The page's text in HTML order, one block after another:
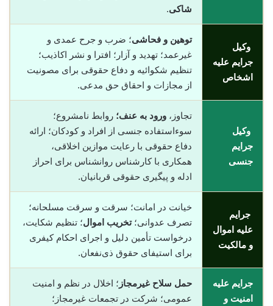
شاکی.
وکیل
جرایم علیه
اشخاص
توهین و فحاشی؛ ضرب و جرح عمدی و
غیرعمد؛ تهدید و آزار؛ افترا و نشر اکاذیب؛
تنظیم شکوائیه و دفاع حقوقی برای مصونیت
از مجازات و احقاق حق مدعی.
وکیل
جرایم
جنسی
تجاوز، ورود به عنف؛ روابط نامشروع؛
سوءاستفاده جنسی از افراد و کودکان؛ ارائه
دفاع حقوقی با رعایت موازین اخلاقی،
همکاری با کارشناس روانشناس برای احراز
ادله و پیگیری حقوقی قربانیان.
جرایم
علیه اموال
و مالکیت
خیانت در امانت؛ سرقت و سرقت مسلحانه؛
تصرف عدوانی؛تخریب اموال؛ تنظیم شکایت،
درخواست تأمین دلیل و اجرای احکام کیفری
برای استیفای حقوق ذی‌نفعان.
جرایم علیه
امنیت و
حمل سلاح غیرمجاز ؛ اخلال در نظم و امنیت
عمومی؛ شرکت در تجمعات غیرمجاز؛